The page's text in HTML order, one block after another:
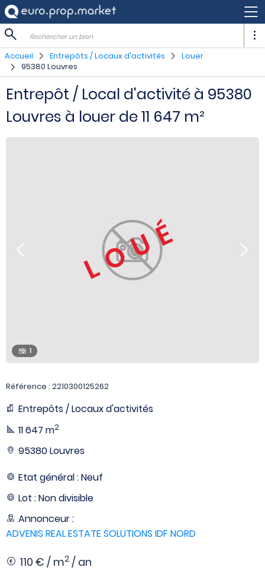
Rechercher un bien
Accueil Entrepôts / Locaux d'activités
Louer
95380 Louvres
Entrepôt / Local d'activité à 95380
Louvres à louer de 11 647 m²
LOUÉ
1
Référence : 2210300125262
Entrepôts / Locaux d'activités
11 647 m2
95380 Louvres
Etat général : Neuf
Lot : Non divisible
Annonceur :
ADVENIS REAL ESTATE SOLUTIONS IDF NORD
110 € / m2 / an